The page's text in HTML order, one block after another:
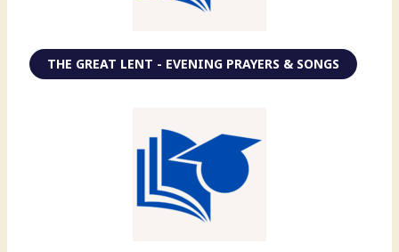
THE GREAT LENT - EVENING PRAYERS & SONGS